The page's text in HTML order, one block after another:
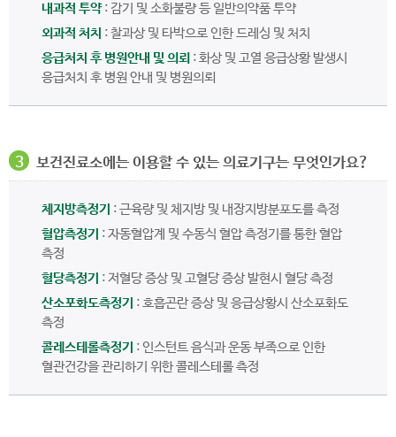
내과적 투약: 감기 및 소화불량 등 일반의약품 투약
외과적 처치 : 찰과상 및 타박으로 인한 드레싱 및 처치
응급처치 후 병원안내 및 의뢰 : 화상 및 고열 응급상황 발생시
응급처치 후 병원 안내 및 병원의뢰
3 보건진료소에는 이용할 수 있는 의료기구는 무엇인가요?
체지방측정기 : 근육량 및 체지방 및 내장지방분포도를 측정
혈압측정기 : 자동혈압계 및 수동식 혈압 측정기를 통한 혈압
측정
혈당측정기 : 저혈당 증상 및 고혈당 증상 발현시 혈당 측정
산소포화도측정기 : 호흡곤란 증상 및 응급상황시 산소포화도
측정
콜레스테롤측정기 : 인스턴트 음식과 운동 부족으로 인한
혈관건강을 관리하기 위한 콜레스테롤 측정